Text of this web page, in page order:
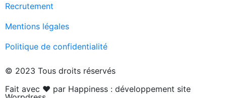
Recrutement
Mentions légales
Politique de confidentialité
© 2023 Tous droits réservés
Fait avec ❤ par Happiness : développement site